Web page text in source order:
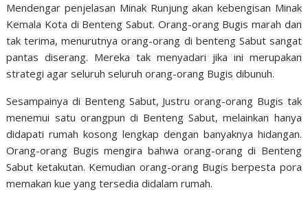
Mendengar penjelasan Minak Runjung akan kebengisan Minak
Kemala Kota di Benteng Sabut. Orang-orang Bugis marah dan
tak terima, menurutnya orang-orang di benteng Sabut sangat
pantas diserang. Mereka tak menyadari jika ini merupakan
strategi agar seluruh seluruh orang-orang Bugis dibunuh.
Sesampainya di Benteng Sabut, Justru orang-orang Bugis tak
menemui satu orangpun di Benteng Sabut, melainkan hanya
didapati rumah kosong lengkap dengan banyaknya hidangan.
Orang-orang Bugis mengira bahwa orang-orang di Benteng
Sabut ketakutan. Kemudian orang-orang Bugis berpesta pora
memakan kue yang tersedia didalam rumah.